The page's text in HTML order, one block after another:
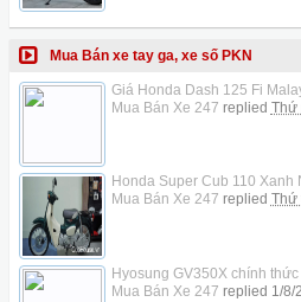
Mua Bán xe tay ga, xe số PKN
Giá Honda Dash 125 Fi
Mua Bán Xe 247 replied Thứ
Honda Super Cub 110 Xanh
Mua Bán Xe 247 replied Thứ
Hyosung GV350X chính
Mua Bán Xe 247 replied 1/8/